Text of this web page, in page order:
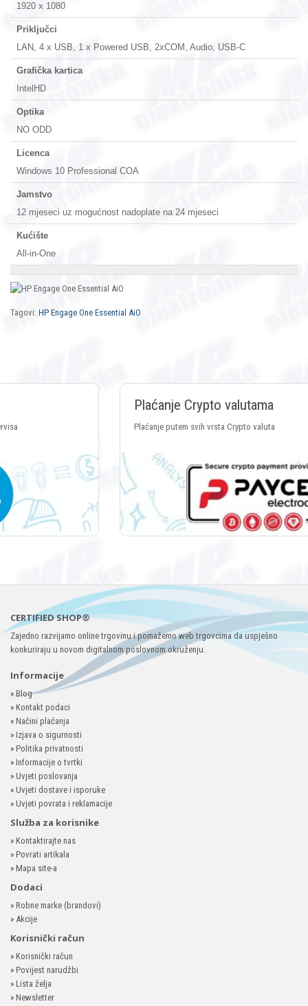
1920 x 1080
Priključci
LAN, 4 x USB, 1 x Powered USB, 2xCOM, Audio, USB-C
Grafička kartica
IntelHD
Optika
NO ODD
Licenca
Windows 10 Professional COA
Jamstvo
12 mjeseci uz mogućnost nadoplate na 24 mjeseci
Kućište
All-in-One
Tagovi: HP Engage One Essential AiO
Plaćanje Crypto valutama
Plaćanje putem svih vrsta Crypto valuta
CERTIFIED SHOP®
Zajedno razvijamo online trgovinu i pomažemo web trgovcima da uspješno
konkuriraju u novom digitalnom poslovnom okruženju.
Informacije
»Blog
» Kontakt podaci
» Načini plaćanja
» Izjava o sigurnosti
» Politika privatnosti
» Informacije o tvrtki
» Uvjeti poslovanja
» Uvjeti dostave i isporuke
» Uvjeti povrata i reklamacije
Služba za korisnike
» Kontaktirajte nas
» Povrati artikala
» Mapa site-a
Dodaci
» Robne marke (brandovi)
» Akcije
Korisnički račun
» Korisnički račun
» Povijest narudžbi
» Lista želja
» Newsletter